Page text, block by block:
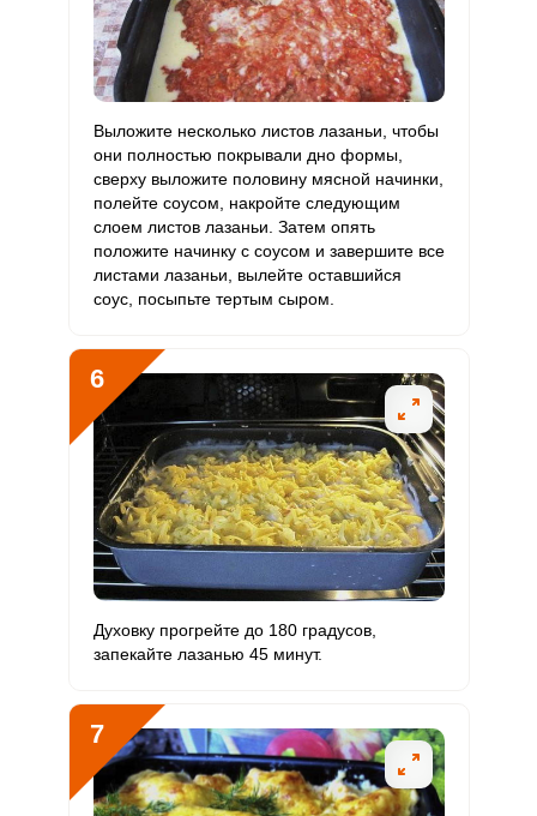
Цинк 9.5 мг 12 мг 7.7 13.2
Бор 507 мкг 1200 мкг 4.1 7
Молибден 23.1 мкг 70 мкг 3.2 5.5
Выложите несколько листов лазаньи, чтобы
они полностью покрывали дно формы,
сверху выложите половину мясной начинки,
полейте соусом, накройте следующим
слоем листов лазаньи. Затем опять
положите начинку с соусом и завершите все
листами лазаньи, вылейте оставшийся
соус, посыпьте тертым сыром.
6
Духовку прогрейте до 180 градусов,
запекайте лазанью 45 минут.
7